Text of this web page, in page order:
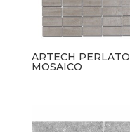
ARTECH PERLATO
MOSAICO